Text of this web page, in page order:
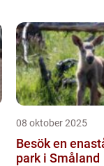
08 oktober 2025
Besök en
park i Småland